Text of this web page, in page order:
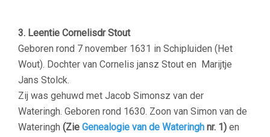
3. Leentie Cornelisdr Stout
Geboren rond 7 november 1631 in Schipluiden (Het
Wout). Dochter van Cornelis jansz Stout en Marijtje
Jans Stolck.
Zij was gehuwd met Jacob Simonsz van der
Wateringh. Geboren rond 1630. Zoon van Simon van de
Wateringh (Zie Genealogie van de Wateringh nr. 1) en